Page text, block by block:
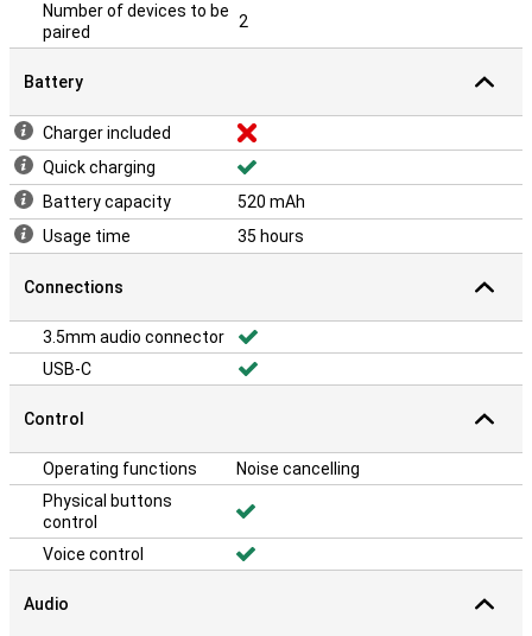
Number of devices to be
paired
2
Battery
Charger included
Quick charging
Battery capacity
520 mAh
Usage time
35 hours
Connections
3.5mm audio connector
USB-C
Control
Operating functions
Noise cancelling
Physical buttons
control
Voice control
Audio